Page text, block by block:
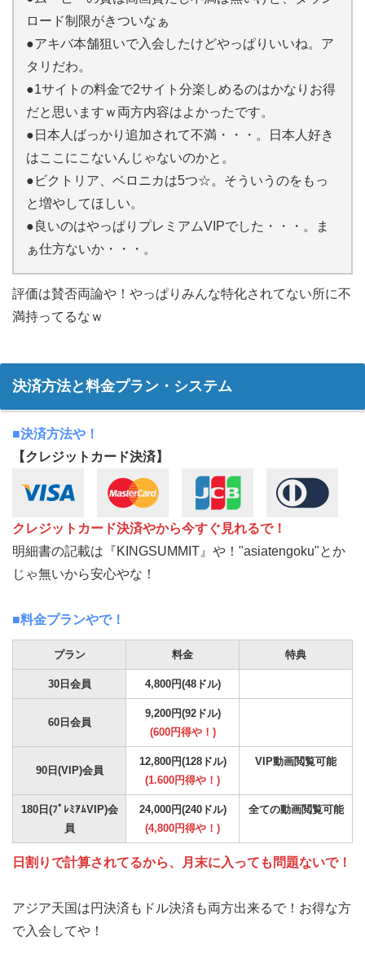
ロード制限がきついなぁ
●アキバ本舗狙いで入会したけどやっぱりいいね。ア
タリだわ。
●1サイトの料金で2サイト分楽しめるのはかなりお得
だと思いますｗ両方内容はよかったです。
●日本人ばっかり追加されて不満・・・。日本人好き
はここにこないんじゃないのかと。
●ビクトリア、ベロニカは5つ☆。そういうのをもっ
と増やしてほしい。
●良いのはやっぱりプレミアムVIPでした・・・。ま
ぁ仕方ないか・・・。
評価は賛否両論や！やっぱりみんな特化されてない所に不
満持ってるなｗ
決済方法と料金プラン・システム
■決済方法や！
【クレジットカード決済】
クレジットカード決済やから今すぐ見れるで！
明細書の記載は『KINGSUMMIT』や！"asiatengoku"とか
じゃ無いから安心やな！
■料金プランやで！
プラン 料金 特典
30日会員 4,800円(48ドル)
60日会員
9,200円(92ドル)
(600円得や！)
90日(VIP)会員
12,800円(128ドル)
(1.600円得や！)
VIP動画閲覧可能
180日(ﾌﾟﾚﾐｱﾑVIP)会
員
24,000円(240ドル)
(4,800円得や！)
全ての動画閲覧可能
日割りで計算されてるから、月末に入っても問題ないで！
アジア天国は円決済もドル決済も両方出来るで！お得な方
で入会してや！